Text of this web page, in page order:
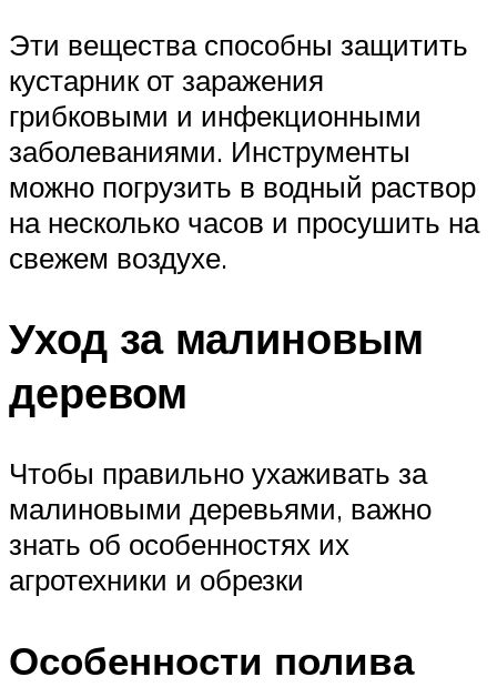
Эти вещества способны защитить
кустарник от заражения
грибковыми и инфекционными
заболеваниями. Инструменты
можно погрузить в водный раствор
на несколько часов и просушить на
свежем воздухе.
Уход за малиновым
деревом
Чтобы правильно ухаживать за
малиновыми деревьями, важно
знать об особенностях их
агротехники и обрезки
Особенности полива